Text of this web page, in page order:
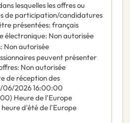
lesquelles les offres ou
de participation/candidatures
présentées: français
électronique: Non autorisée
: Non autorisée
peuvent présenter
: Non autorisée
de réception des
06/202616:00:00
Heure de l'Europe
d'été de l'Europe